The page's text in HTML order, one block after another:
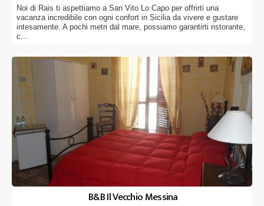
Noi di Rais ti aspettiamo a San Vito Lo Capo per offrirti una
vacanza incredibile con ogni confort in Sicilia da vivere e gustare
intesamente. A pochi metri dal mare, possiamo garantirti ristorante,
c...
B&B Il Vecchio Messina